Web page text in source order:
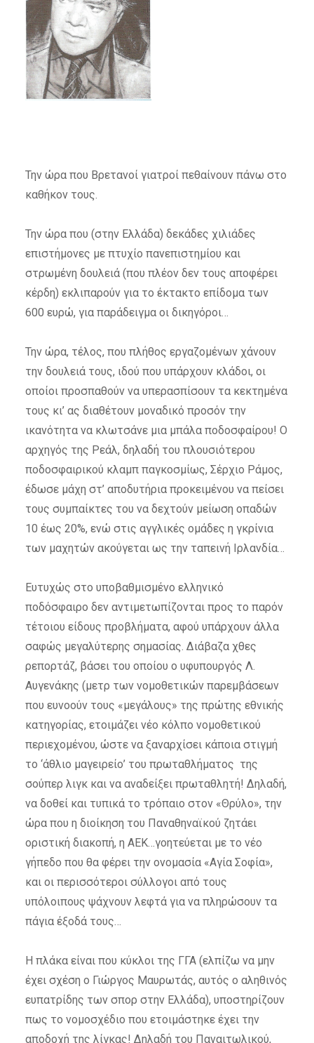
Την ώρα που Βρετανοί γιατροί πεθαίνουν πάνω στο
καθήκον τους.
Την ώρα που (στην Ελλάδα) δεκάδες χιλιάδες
επιστήμονες με πτυχίο πανεπιστημίου και
στρωμένη δουλειά (που πλέον δεν τους αποφέρει
κέρδη) εκλιπαρούν για το έκτακτο επίδομα των
600 ευρώ, για παράδειγμα οι δικηγόροι…
Την ώρα, τέλος, που πλήθος εργαζομένων χάνουν
την δουλειά τους, ιδού που υπάρχουν κλάδοι, οι
οποίοι προσπαθούν να υπερασπίσουν τα κεκτημένα
τους κι’ ας διαθέτουν μοναδικό προσόν την
ικανότητα να κλωτσάνε μια μπάλα ποδοσφαίρου! Ο
αρχηγός της Ρεάλ, δηλαδή του πλουσιότερου
ποδοσφαιρικού κλαμπ παγκοσμίως, Σέρχιο Ράμος,
έδωσε μάχη στ’ αποδυτήρια προκειμένου να πείσει
τους συμπαίκτες του να δεχτούν μείωση οπαδών
10 έως 20%, ενώ στις αγγλικές ομάδες η γκρίνια
των μαχητών ακούγεται ως την ταπεινή Ιρλανδία…
Ευτυχώς στο υποβαθμισμένο ελληνικό
ποδόσφαιρο δεν αντιμετωπίζονται προς το παρόν
τέτοιου είδους προβλήματα, αφού υπάρχουν άλλα
σαφώς μεγαλύτερης σημασίας. Διάβαζα χθες
ρεπορτάζ, βάσει του οποίου ο υφυπουργός Λ.
Αυγενάκης (μετρ των νομοθετικών παρεμβάσεων
που ευνοούν τους «μεγάλους» της πρώτης εθνικής
κατηγορίας, ετοιμάζει νέο κόλπο νομοθετικού
περιεχομένου, ώστε να ξαναρχίσει κάποια στιγμή
το ‘άθλιο μαγειρείο’ του πρωταθλήματος της
σούπερ λιγκ και να αναδείξει πρωταθλητή! Δηλαδή,
να δοθεί και τυπικά το τρόπαιο στον «Θρύλο», την
ώρα που η διοίκηση του Παναθηναϊκού ζητάει
οριστική διακοπή, η ΑΕΚ…γοητεύεται με το νέο
γήπεδο που θα φέρει την ονομασία «Αγία Σοφία»,
και οι περισσότεροι σύλλογοι από τους
υπόλοιπους ψάχνουν λεφτά για να πληρώσουν τα
πάγια έξοδά τους…
Η πλάκα είναι που κύκλοι της ΓΓΑ (ελπίζω να μην
έχει σχέση ο Γιώργος Μαυρωτάς, αυτός ο αληθινός
ευπατρίδης των σπορ στην Ελλάδα), υποστηρίζουν
πως το νομοσχέδιο που ετοιμάστηκε έχει την
αποδοχή της λίγκας! Δηλαδή του Παναιτωλικού,